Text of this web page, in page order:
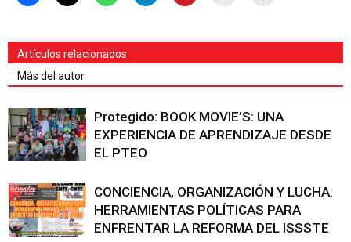
Artículos relacionados
Más del autor
Protegido: BOOK MOVIE’S: UNA
EXPERIENCIA DE APRENDIZAJE DESDE
EL PTEO
CONCIENCIA, ORGANIZACIÓN Y LUCHA:
HERRAMIENTAS POLÍTICAS PARA
ENFRENTAR LA REFORMA DEL ISSSTE